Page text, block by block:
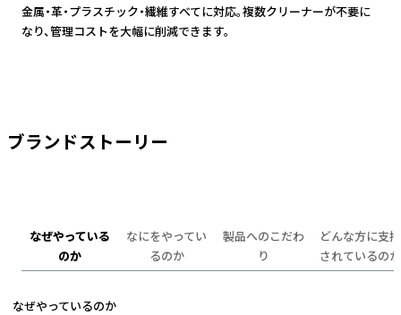
金属・革・プラスチック・繊維すべてに対応。複数クリーナーが不要に
なり、管理コストを大幅に削減できます。
ブランドストーリー
なぜやっている
のか
なにをやってい
るのか
製品へのこだわ
り
どんな方に支持
されているのか
なぜやっているのか